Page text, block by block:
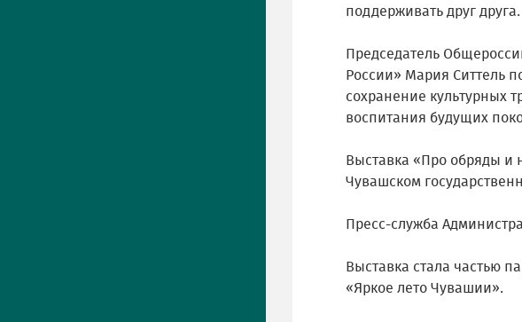
поддерживать друг друга.
Председатель
России» Мария Ситтель
сохранение культурных
воспитания будущих
Выставка «Про обряды и
Чувашском
Пресс-служба
Выставка стала частью
«Яркое лето Чувашии».